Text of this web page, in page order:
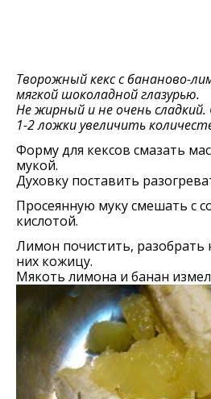
Творожный кекс с бананово-
мягкой шоколадной глазурью.
Не жирный и не очень
1-2 ложки увеличить
Форму для кексов смазать
мукой.
Духовку поставить
Просеянную муку смешать с
кислотой.
Лимон почистить, разобрать
них кожицу.
Мякоть лимона и банан